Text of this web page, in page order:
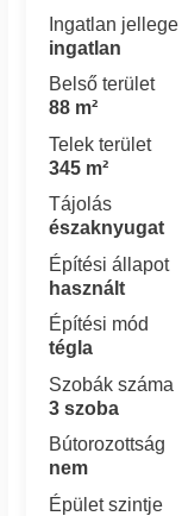
Ingatlan jellege
ingatlan
Belső terület
88 m²
Telek terület
345 m²
Tájolás
északnyugat
Építési állapot
használt
Építési mód
tégla
Szobák száma
3 szoba
Bútorozottság
nem
Épület szintje